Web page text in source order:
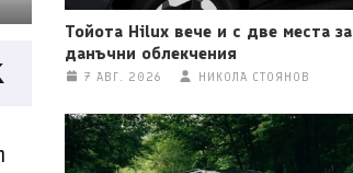
Тойота Hilux вече и с две места
данъчни облекчения
7 АВГ. 2026 НИКОЛА СТОЯНОВ